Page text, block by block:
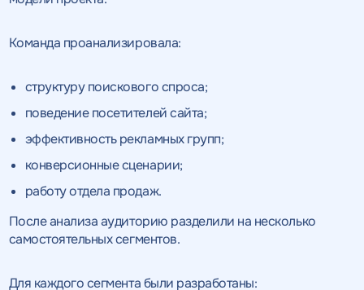
Команда проанализировала:
структуру поискового спроса;
поведение посетителей сайта;
эффективность рекламных групп;
конверсионные сценарии;
работу отдела продаж.
После анализа аудиторию разделили на несколько
самостоятельных сегментов.
Для каждого сегмента были разработаны: